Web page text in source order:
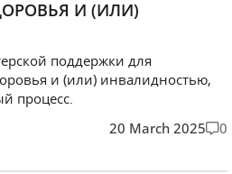
И (ИЛИ)
поддержки для
и (или) инвалидностью,
процесс.
20 March 2025 0